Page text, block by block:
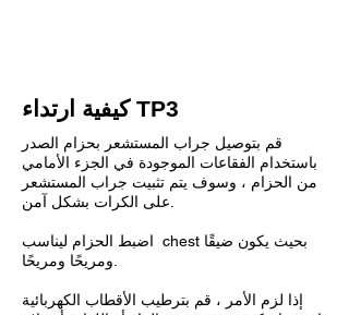
كيفية ارتداء TP3
قم بتوصيل جراب المستشعر بحزام الصدر
باستخدام الفقاعات الموجودة في الجزء الأمامي
من الحزام ، وسوف يتم تثبيت جراب المستشعر
اضبط الحزام ليناسب chest بحيث يكون ضيقًا
إذا لزم الأمر ، قم بترطيب الأقطاب الكهربائية